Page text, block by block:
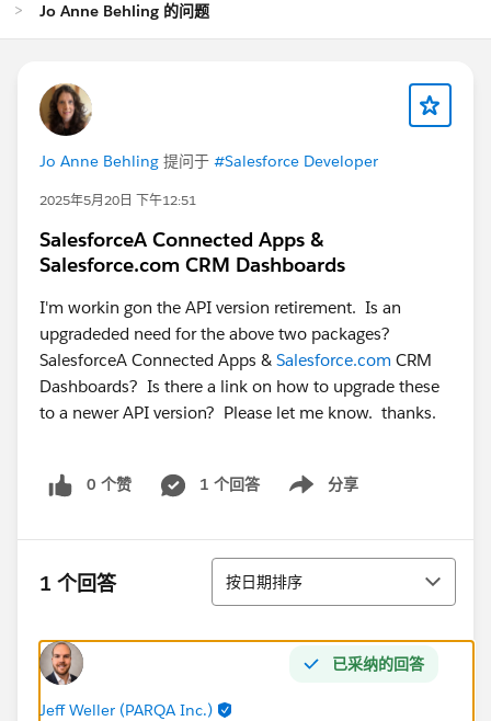
Jo Anne Behling 的问题
Jo Anne Behling 提问于 #Salesforce Developer
2025年5月20日 下午12:51
SalesforceA Connected Apps &
Salesforce.com CRM Dashboards
I'm workin gon the API version retirement. Is an
upgradeded need for the above two packages?
SalesforceA Connected Apps & Salesforce.com CRM
Dashboards? Is there a link on how to upgrade these
to a newer API version? Please let me know. thanks.
0 个赞 1 个回答 分享
Show menu
1 个回答 排序
按日期排序
已采纳的回答
Jeff Weller (PARQA Inc.)